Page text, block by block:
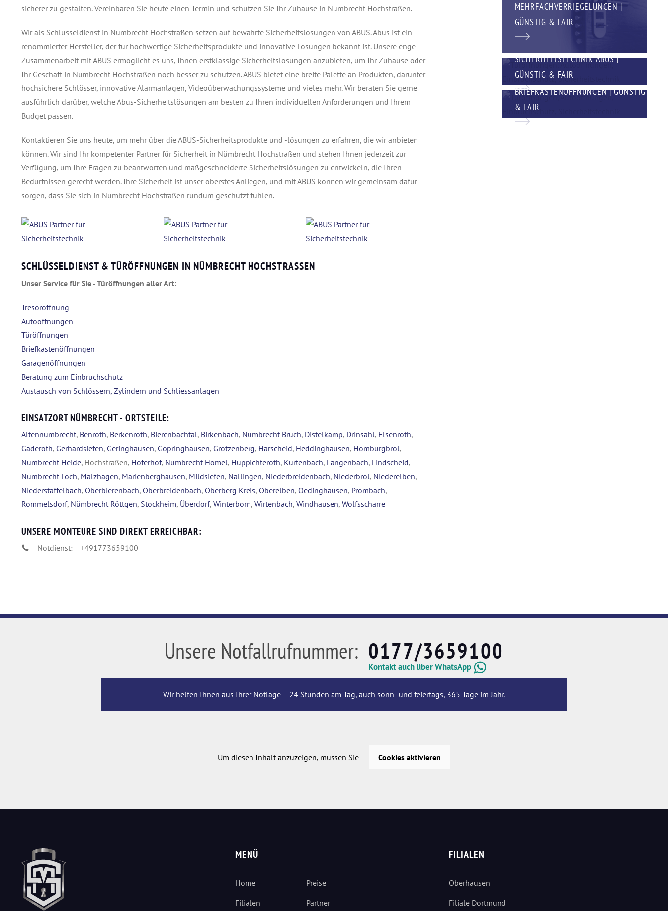
sicherer zu gestalten. Vereinbaren Sie heute einen Termin und schützen Sie Ihr Zuhause in Nümbrecht Hochstraßen.
Wir als Schlüsseldienst in Nümbrecht Hochstraßen setzen auf bewährte Sicherheitslösungen von ABUS. Abus ist ein
renommierter Hersteller, der für hochwertige Sicherheitsprodukte und innovative Lösungen bekannt ist. Unsere enge
Zusammenarbeit mit ABUS ermöglicht es uns, Ihnen erstklassige Sicherheitslösungen anzubieten, um Ihr Zuhause oder
Ihr Geschäft in Nümbrecht Hochstraßen noch besser zu schützen. ABUS bietet eine breite Palette an Produkten, darunter
hochsichere Schlösser, innovative Alarmanlagen, Videoüberwachungssysteme und vieles mehr. Wir beraten Sie gerne
ausführlich darüber, welche Abus-Sicherheitslösungen am besten zu Ihren individuellen Anforderungen und Ihrem
Budget passen.
Kontaktieren Sie uns heute, um mehr über die ABUS-Sicherheitsprodukte und -lösungen zu erfahren, die wir anbieten
können. Wir sind Ihr kompetenter Partner für Sicherheit in Nümbrecht Hochstraßen und stehen Ihnen jederzeit zur
Verfügung, um Ihre Fragen zu beantworten und maßgeschneiderte Sicherheitslösungen zu entwickeln, die Ihren
Bedürfnissen gerecht werden. Ihre Sicherheit ist unser oberstes Anliegen, und mit ABUS können wir gemeinsam dafür
sorgen, dass Sie sich in Nümbrecht Hochstraßen rundum geschützt fühlen.
SCHLÜSSELDIENST & TÜRÖFFNUNGEN IN NÜMBRECHT HOCHSTRASSEN
Unser Service für Sie - Türöffnungen aller Art:
Tresoröffnung
Autoöffnungen
Türöffnungen
Briefkastenöffnungen
Garagenöffnungen
Beratung zum Einbruchschutz
Austausch von Schlössern, Zylindern und Schliessanlagen
EINSATZORT NÜMBRECHT - ORTSTEILE:
Altennümbrecht, Benroth, Berkenroth, Bierenbachtal, Birkenbach, Nümbrecht Bruch, Distelkamp, Drinsahl, Elsenroth,
Gaderoth, Gerhardsiefen, Geringhausen, Göpringhausen, Grötzenberg, Harscheid, Heddinghausen, Homburgbröl,
Nümbrecht Heide, Hochstraßen, Höferhof, Nümbrecht Hömel, Huppichteroth, Kurtenbach, Langenbach, Lindscheid,
Nümbrecht Loch, Malzhagen, Marienberghausen, Mildsiefen, Nallingen, Niederbreidenbach, Niederbröl, Niederelben,
Niederstaffelbach, Oberbierenbach, Oberbreidenbach, Oberberg Kreis, Oberelben, Oedinghausen, Prombach,
Rommelsdorf, Nümbrecht Röttgen, Stockheim, Überdorf, Winterborn, Wirtenbach, Windhausen, Wolfsscharre
UNSERE MONTEURE SIND DIREKT ERREICHBAR:
Notdienst: +491773659100
MEHRFACHVERRIEGELUNGEN |
GÜNSTIG & FAIR
SICHERHEITSTECHNIK ABUS |
GÜNSTIG & FAIR
BRIEFKASTENÖFFNUNGEN | GÜNSTIG
& FAIR
Unsere Notfallrufnummer: 0177/3659100
Kontakt auch über WhatsApp
Wir helfen Ihnen aus Ihrer Notlage – 24 Stunden am Tag, auch sonn- und feiertags, 365 Tage im Jahr.
Um diesen Inhalt anzuzeigen, müssen Sie Cookies aktivieren
MENÜ
Home
Filialen
Preise
Partner
FILIALEN
Oberhausen
Filiale Dortmund